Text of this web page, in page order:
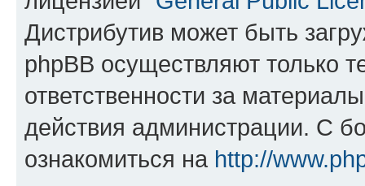
Дистрибутив может быть
phpBB осуществляют только
ответственности за
действия администрации. С
ознакомиться на http://